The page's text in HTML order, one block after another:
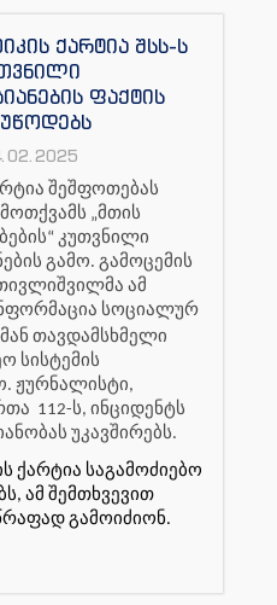
ქარტია შსს-ს
ფაქტის
შეშფოთებას
„მთის
კუთვნილი
გამო. გამოცემის
ამ
სოციალურ
მან თავდამსხმელი
სისტემის
ჟურნალისტი,
112-ს, ინციდენტს
უკავშირებს.
ქარტია საგამოძიებო
ამ შემთხვევით
გამოიძიონ.